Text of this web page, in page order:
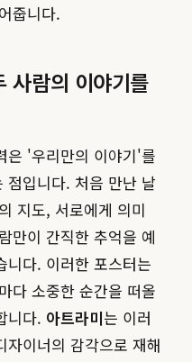
줍니다.
사람의 이야기를
은 '우리만의 이야기'를
점입니다. 처음 만난 날
지도, 서로에게 의미
만이 간직한 추억을 예
니다. 이러한 포스터는
다 소중한 순간을 떠올
니다. 아트라미는 이러
이너의 감각으로 재해